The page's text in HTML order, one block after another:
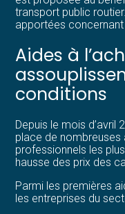
Être prêt pour la
électronique
transport public
apportées
Aides à
conditions
Depuis le mois d’avril
place de nombreuses
professionnels les
hausse des prix des
Parmi les premières
les entreprises du